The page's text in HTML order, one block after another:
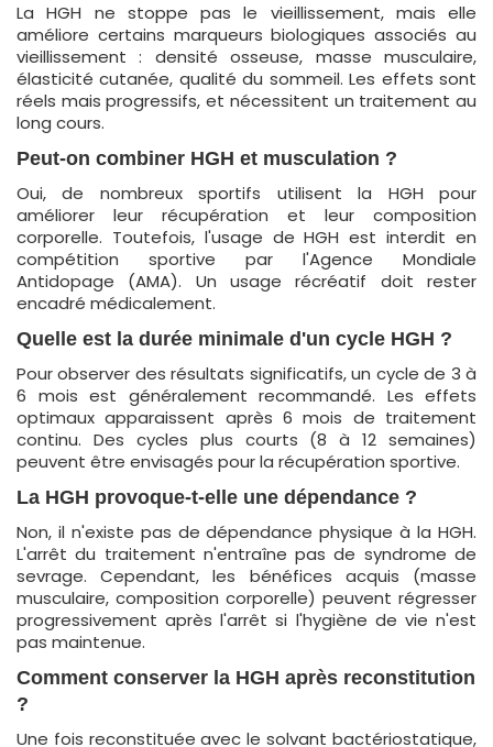
La HGH ne stoppe pas le vieillissement, mais elle
améliore certains marqueurs biologiques associés au
vieillissement : densité osseuse, masse musculaire,
élasticité cutanée, qualité du sommeil. Les effets sont
réels mais progressifs, et nécessitent un traitement au
long cours.
Peut-on combiner HGH et musculation ?
Oui, de nombreux sportifs utilisent la HGH pour
améliorer leur récupération et leur composition
corporelle. Toutefois, l'usage de HGH est interdit en
compétition sportive par l'Agence Mondiale
Antidopage (AMA). Un usage récréatif doit rester
encadré médicalement.
Quelle est la durée minimale d'un cycle HGH ?
Pour observer des résultats significatifs, un cycle de 3 à
6 mois est généralement recommandé. Les effets
optimaux apparaissent après 6 mois de traitement
continu. Des cycles plus courts (8 à 12 semaines)
peuvent être envisagés pour la récupération sportive.
La HGH provoque-t-elle une dépendance ?
Non, il n'existe pas de dépendance physique à la HGH.
L'arrêt du traitement n'entraîne pas de syndrome de
sevrage. Cependant, les bénéfices acquis (masse
musculaire, composition corporelle) peuvent régresser
progressivement après l'arrêt si l'hygiène de vie n'est
pas maintenue.
Comment conserver la HGH après reconstitution
?
Une fois reconstituée avec le solvant bactériostatique,